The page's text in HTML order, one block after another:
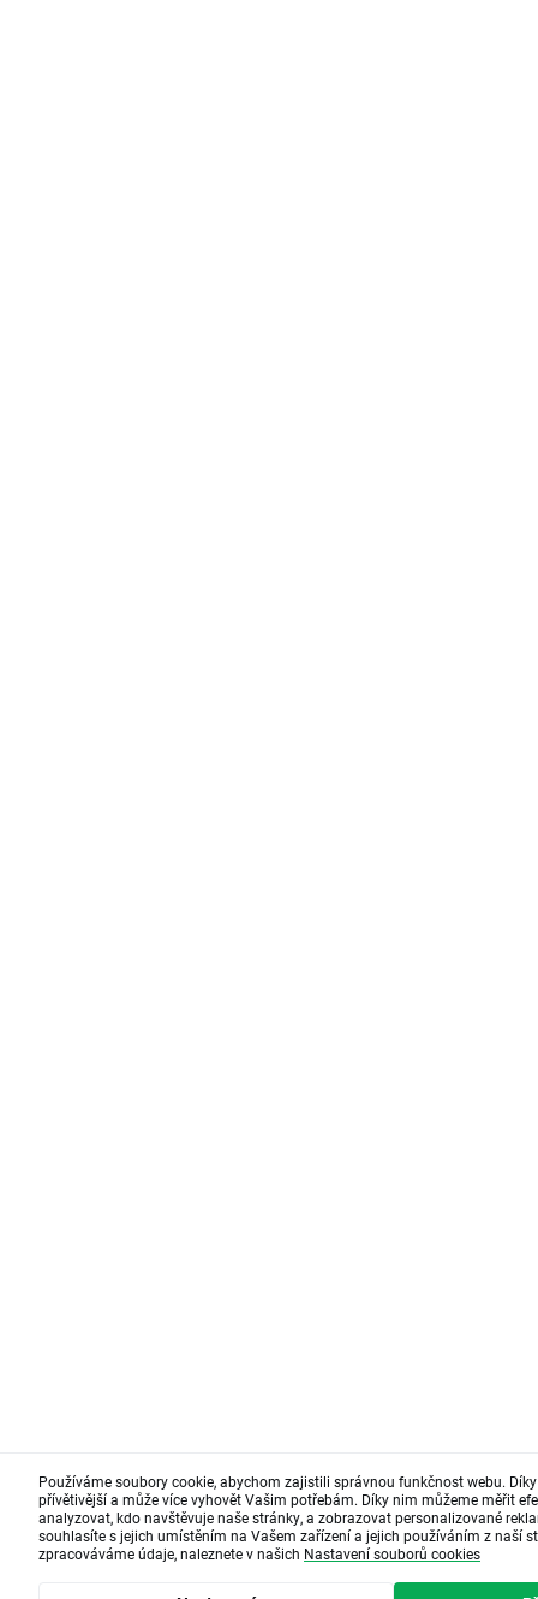
Používáme soubory cookie, abychom zajistili správnou funkčnost webu.
přívětivější a může více vyhovět Vašim potřebám. Díky nim můžeme měřit
analyzovat, kdo navštěvuje naše stránky, a zobrazovat personalizované
souhlasíte s jejich umístěním na Vašem zařízení a jejich používáním z naší
zpracováváme údaje, naleznete v našich Nastavení souborů cookies